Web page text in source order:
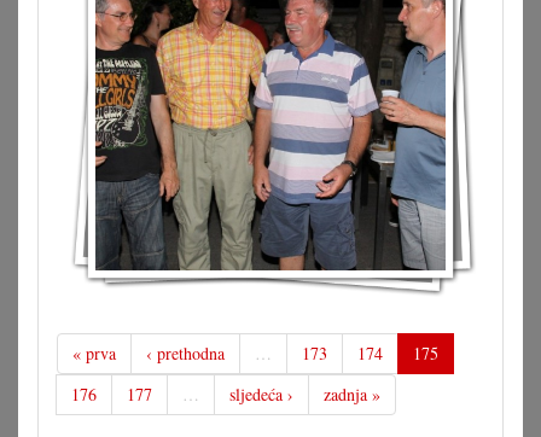
« prva ‹ prethodna … 173 174
175
176
177 … sljedeća › zadnja »